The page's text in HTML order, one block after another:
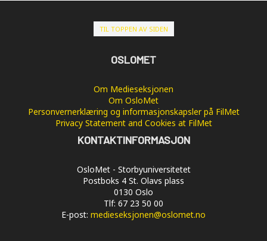
TIL TOPPEN AV SIDEN
OSLOMET
Om Medieseksjonen
Om OsloMet
Personvernerklæring og informasjonskapsler på FilMet
Privacy Statement and Cookies at FilMet
KONTAKTINFORMASJON
OsloMet - Storbyuniversitetet
Postboks 4 St. Olavs plass
0130 Oslo
Tlf: 67 23 50 00
E-post: medieseksjonen@oslomet.no